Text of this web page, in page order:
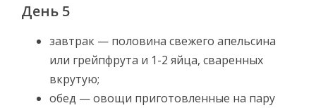
День 5
завтрак — половина свежего апельсина
или грейпфрута и 1-2 яйца, сваренных
вкрутую;
обед — овощи приготовленные на пару